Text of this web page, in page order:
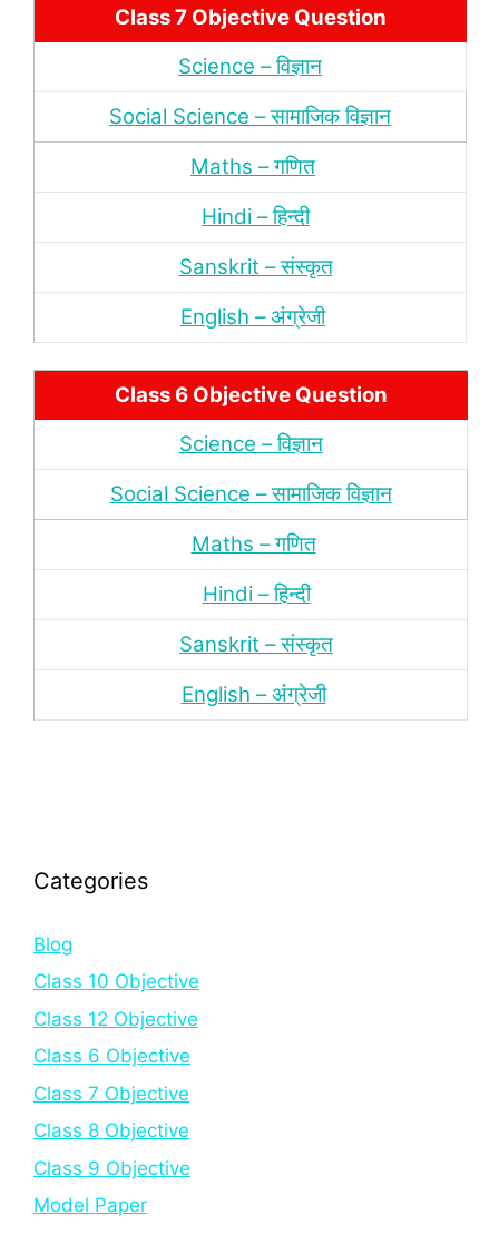
Class 7 Objective Question
Science – विज्ञान
Social Science – सामाजिक विज्ञान
Maths – गणित
Hindi – हिन्‍दी
Sanskrit – संस्‍कृत
English – अंंग्रेजी
Class 6 Objective Question
Science – विज्ञान
Social Science – सामाजिक विज्ञान
Maths – गणित
Hindi – हिन्‍दी
Sanskrit – संस्‍कृत
English – अंंग्रेजी
Categories
Blog
Class 10 Objective
Class 12 Objective
Class 6 Objective
Class 7 Objective
Class 8 Objective
Class 9 Objective
Model Paper